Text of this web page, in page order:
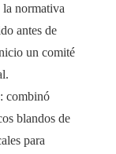
normativa
antes de
un comité
: combinó
blandos de
para